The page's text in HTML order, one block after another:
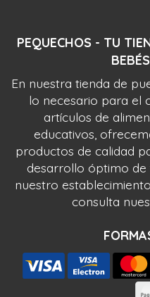
PEQUECHOS - TU
En nuestra tienda de
lo necesario para el
artículos de
educativos,
productos de calidad
desarrollo óptimo de
nuestro
consulta